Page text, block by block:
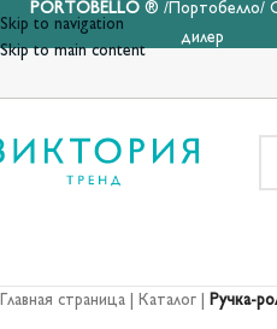
Skip to navigation
Skip to main content
PORTOBELLO ® /Портобелло/
дилер
Главная страница Каталог Ручка-